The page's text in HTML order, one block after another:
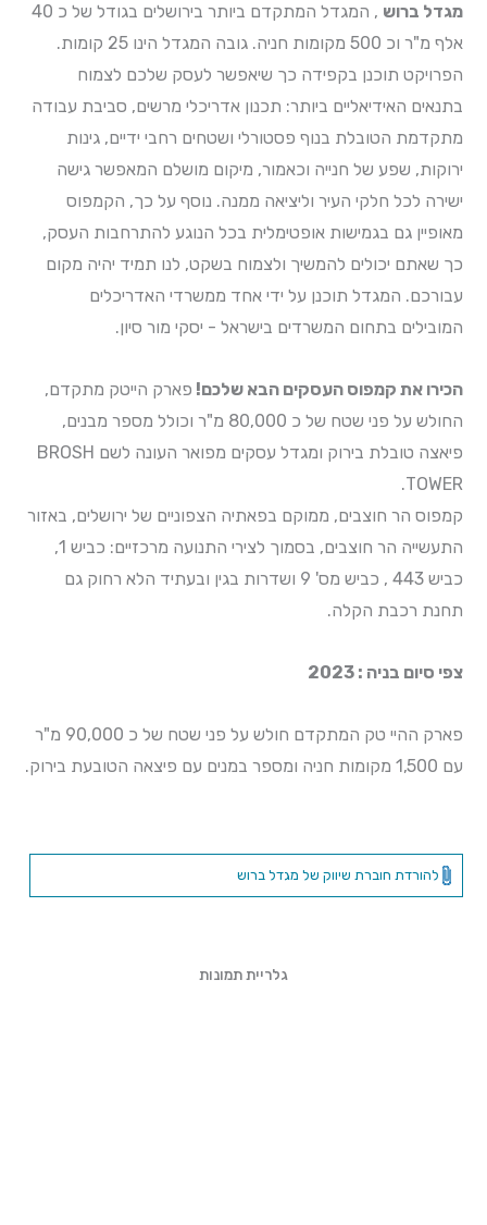
מגדל ברוש
, המגדל המתקדם ביותר בירושלים בגודל של כ 40
אלף מ"ר וכ 500 מקומות חניה. גובה המגדל הינו 25 קומות.
הפרויקט תוכנן בקפידה כך שיאפשר לעסק שלכם לצמוח
בתנאים האידיאליים ביותר: תכנון אדריכלי מרשים, סביבת עבודה
מתקדמת הטובלת בנוף פסטורלי ושטחים רחבי ידיים, גינות
ירוקות, שפע של חנייה וכאמור, מיקום מושלם המאפשר גישה
ישירה לכל חלקי העיר וליציאה ממנה. נוסף על כך, הקמפוס
מאופיין גם בגמישות אופטימלית בכל הנוגע להתרחבות העסק,
כך שאתם יכולים להמשיך ולצמוח בשקט, לנו תמיד יהיה מקום
עבורכם. המגדל תוכנן על ידי אחד ממשרדי האדריכלים
המובילים בתחום המשרדים בישראל - יסקי מור סיון.
הכירו את קמפוס העסקים הבא שלכם! פארק הייטק מתקדם,
החולש על פני שטח של כ 80,000 מ"ר וכולל מספר מבנים,
פיאצה טובלת בירוק ומגדל עסקים מפואר העונה לשם BROSH
TOWER.
קמפוס הר חוצבים, ממוקם בפאתיה הצפוניים של ירושלים, באזור
התעשייה הר חוצבים, בסמוך לצירי התנועה מרכזיים: כביש 1,
כביש 443 , כביש מס' 9 ושדרות בגין ובעתיד הלא רחוק גם
תחנת רכבת הקלה.
צפי סיום בניה : 2023
פארק ההיי טק המתקדם חולש על פני שטח של כ 90,000 מ"ר
עם 1,500 מקומות חניה ומספר במנים עם פיצאה הטובעת בירוק.
להורדת חוברת שיווק של מגדל ברוש
גלריית תמונות